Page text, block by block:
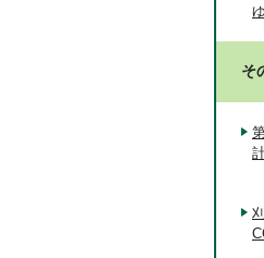
そ